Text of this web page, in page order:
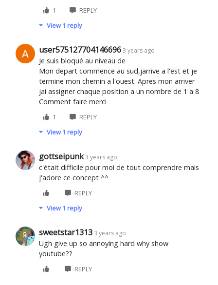
1
REPLY
View 1 reply
user575127704146696 3 years ago
Je suis bloqué au niveau de
Mon depart commence au sud,jarrive a l'est et je
termine mon chemin a l'ouest. Apres mon arriver
jai assigner chaque position a un nombre de 1 a 8
Comment faire merci
1
REPLY
View 1 reply
gottseipunk 3 years ago
c'était difficile pour moi de tout comprendre mais
j'adore ce concept ^^
REPLY
View 1 reply
sweetstar1313 3 years ago
Ugh give up so annoying hard why show
youtube??
REPLY